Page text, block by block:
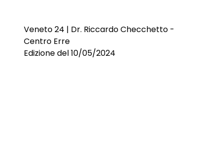
Veneto 24 | Dr. Riccardo Checchetto -
Centro Erre
Edizione del 10/05/2024